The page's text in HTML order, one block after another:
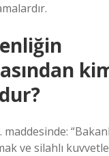
maddesinde:
ve silahlı